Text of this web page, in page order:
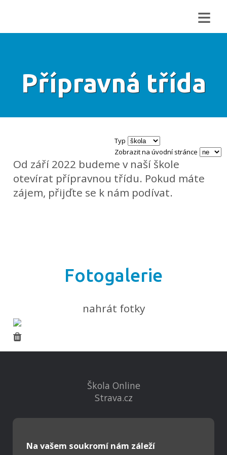
≡
Přípravná třída
Typ
Zobrazit na úvodní stránce
Od září 2022 budeme v naší škole
otevírat přípravnou třídu. Pokud máte
zájem, přijďte se k nám podívat.
Fotogalerie
nahrát fotky
Na vašem soukromí nám záleží
Škola Online
Strava.cz
Projekty